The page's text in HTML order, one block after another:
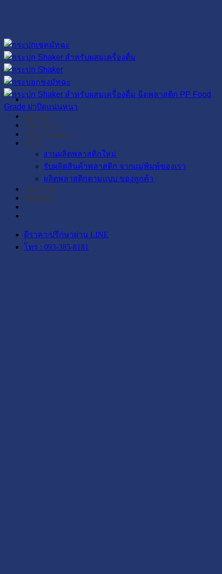
หน้าแรก
เกี่ยวกับเรา
บริการของเรา
สินค้า
งานผลิตพลาสติกใหม่
รับผลิตสินค้าพลาสติก จากแม่พิมพ์ของเรา
ผลิตพลาสติกตามแบบ ของลูกค้า
บทความ
ติดต่อเรา
ตีราคา/ปรึกษาผ่าน LINE
โทร : 093-385-8181